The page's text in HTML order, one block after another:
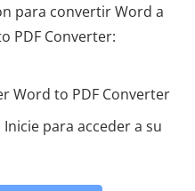
para convertir Word a
PDF Converter:
Word to PDF Converter
para acceder a su